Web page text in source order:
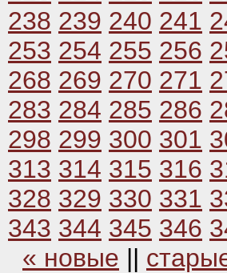
238 239 240 241
253 254 255 256
268 269 270 271
283 284 285 286
298 299 300 301
313 314 315 316
328 329 330 331
343 344 345 346
« новые ||